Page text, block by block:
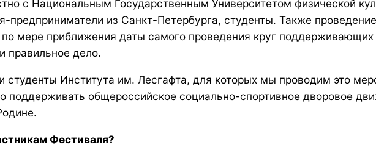
с Национальным Государственным Университетом физической
предприниматели из Санкт-Петербурга, студенты. Также
мере приближения даты самого проведения круг поддерживающих
правильное дело.
Института им. Лесгафта, для которых мы проводим это
поддерживать общероссийское социально-спортивное дворовое
Фестиваля?